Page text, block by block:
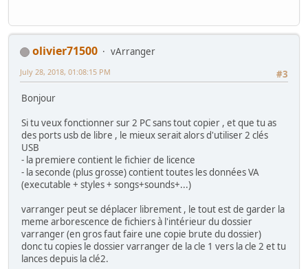
olivier71500
vArranger
#3
July 28, 2018, 01:08:15 PM
Bonjour
Si tu veux fonctionner sur 2 PC sans tout copier , et que tu as
des ports usb de libre , le mieux serait alors d'utiliser 2 clés
USB
- la premiere contient le fichier de licence
- la seconde (plus grosse) contient toutes les données VA
(executable + styles + songs+sounds+...)
varranger peut se déplacer librement , le tout est de garder la
meme arborescence de fichiers à l'intérieur du dossier
varranger (en gros faut faire une copie brute du dossier)
donc tu copies le dossier varranger de la cle 1 vers la cle 2 et tu
lances depuis la clé2.